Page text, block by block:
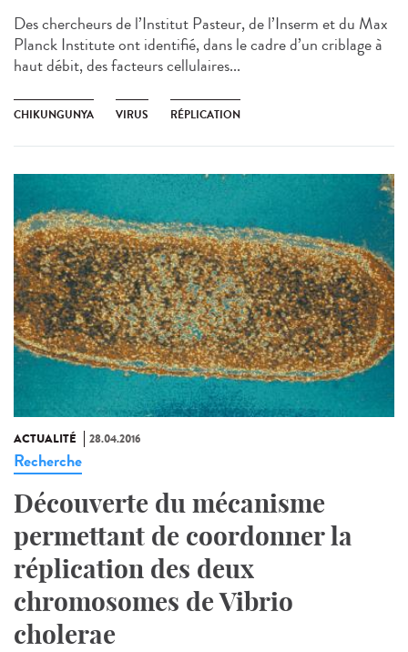
Des chercheurs de l’Institut Pasteur, de l’Inserm et du Max
Planck Institute ont identifié, dans le cadre d’un criblage à
haut débit, des facteurs cellulaires...
CHIKUNGUNYA VIRUS RÉPLICATION
ACTUALITÉ 28.04.2016
Recherche
Découverte du mécanisme
permettant de coordonner la
réplication des deux
chromosomes de Vibrio
cholerae